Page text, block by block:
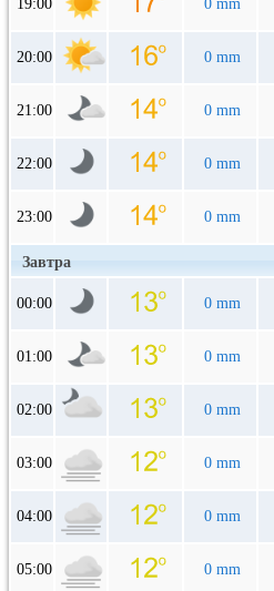
19:00 0 mm
20:00 0 mm
21:00 0 mm
22:00 0 mm
23:00 0 mm
Завтра
00:00 0 mm
01:00 0 mm
02:00 0 mm
03:00 0 mm
04:00 0 mm
05:00 0 mm